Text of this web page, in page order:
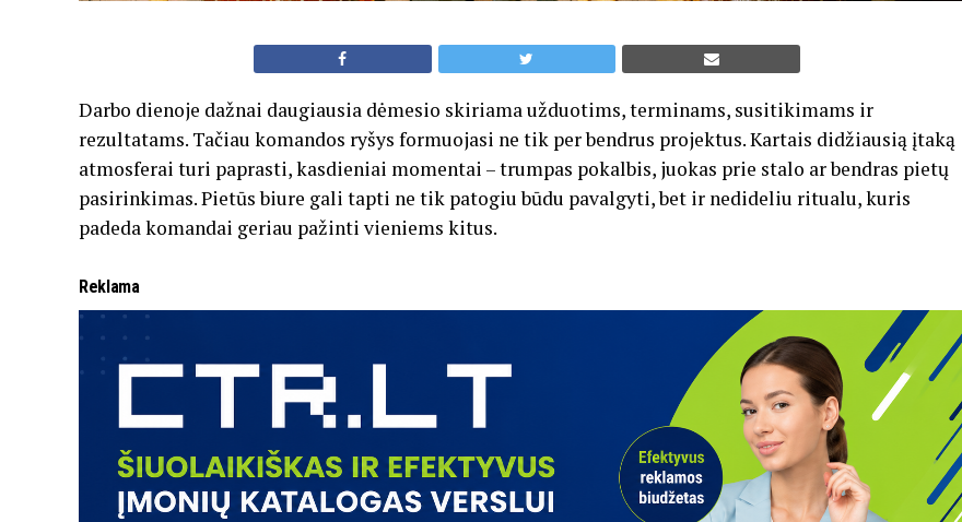
Darbo dienoje dažnai daugiausia dėmesio skiriama užduotims, terminams, susitikimams ir
rezultatams. Tačiau komandos ryšys formuojasi ne tik per bendrus projektus. Kartais didžiausią įtaką
atmosferai turi paprasti, kasdieniai momentai – trumpas pokalbis, juokas prie stalo ar bendras pietų
pasirinkimas. Pietūs biure gali tapti ne tik patogiu būdu pavalgyti, bet ir nedideliu ritualu, kuris
padeda komandai geriau pažinti vieniems kitus.
Reklama